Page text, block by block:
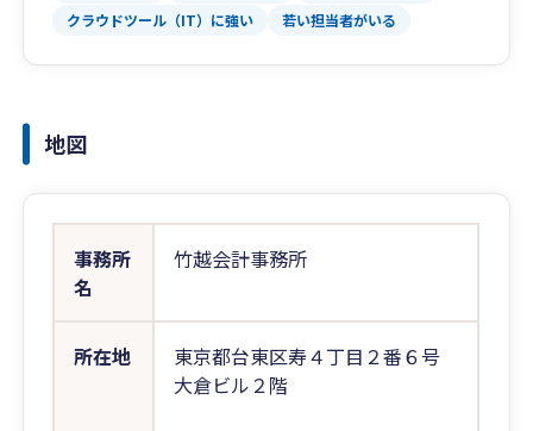
クラウドツール（IT）に強い
若い担当者がいる
地図
事務所
名
竹越会計事務所
所在地
東京都台東区寿４丁目２番６号
大倉ビル２階